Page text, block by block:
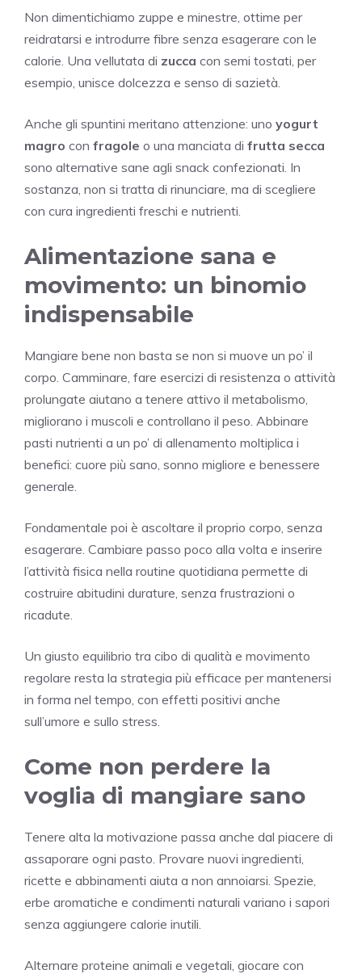
Non dimentichiamo zuppe e minestre, ottime per
reidratarsi e introdurre fibre senza esagerare con le
calorie. Una vellutata di zucca con semi tostati, per
esempio, unisce dolcezza e senso di sazietà.
Anche gli spuntini meritano attenzione: uno yogurt
magro con fragole o una manciata di frutta secca
sono alternative sane agli snack confezionati. In
sostanza, non si tratta di rinunciare, ma di scegliere
con cura ingredienti freschi e nutrienti.
Alimentazione sana e
movimento: un binomio
indispensabile
Mangiare bene non basta se non si muove un po’ il
corpo. Camminare, fare esercizi di resistenza o attività
prolungate aiutano a tenere attivo il metabolismo,
migliorano i muscoli e controllano il peso. Abbinare
pasti nutrienti a un po’ di allenamento moltiplica i
benefici: cuore più sano, sonno migliore e benessere
generale.
Fondamentale poi è ascoltare il proprio corpo, senza
esagerare. Cambiare passo poco alla volta e inserire
l’attività fisica nella routine quotidiana permette di
costruire abitudini durature, senza frustrazioni o
ricadute.
Un giusto equilibrio tra cibo di qualità e movimento
regolare resta la strategia più efficace per mantenersi
in forma nel tempo, con effetti positivi anche
sull’umore e sullo stress.
Come non perdere la
voglia di mangiare sano
Tenere alta la motivazione passa anche dal piacere di
assaporare ogni pasto. Provare nuovi ingredienti,
ricette e abbinamenti aiuta a non annoiarsi. Spezie,
erbe aromatiche e condimenti naturali variano i sapori
senza aggiungere calorie inutili.
Alternare proteine animali e vegetali, giocare con